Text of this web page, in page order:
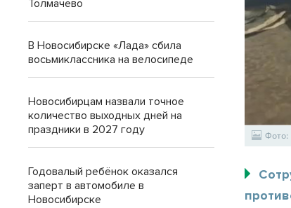
Фото:
Толмачево
В Новосибирске «Лада» сбила
восьмиклассника на велосипеде
Новосибирцам назвали точное
количество выходных дней на
праздники в 2027 году
Годовалый ребёнок оказался
заперт в автомобиле в
Новосибирске